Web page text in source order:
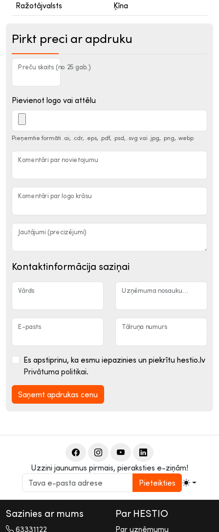
Ražotājvalsts Ķīna
Pirkt preci ar apdruku
Preču skaits (no 25 gab.)
Pievienot logo vai attēlu
Pieņemtie formāti .ai, .cdr, .eps, .pdf, .psd, .svg vai .jpg, .png, .webp
Komentāri par novietojumu
Komentāri par logo krāsu
Jautājumi (precizējumi)
Kontaktinformācija saziņai
Vārds
E-pasts Tālruņa numurs
Es apstiprinu, ka esmu iepazinies un piekrītu hestio.lv
Privātuma politikai.
Saņemt apdrukas cenu
Uzzini jaunumus pirmais, pieraksties e-ziņām!
Pieteikties
Sazinies ar mums
63331122
Par HESTIO
Par uzņēmumu